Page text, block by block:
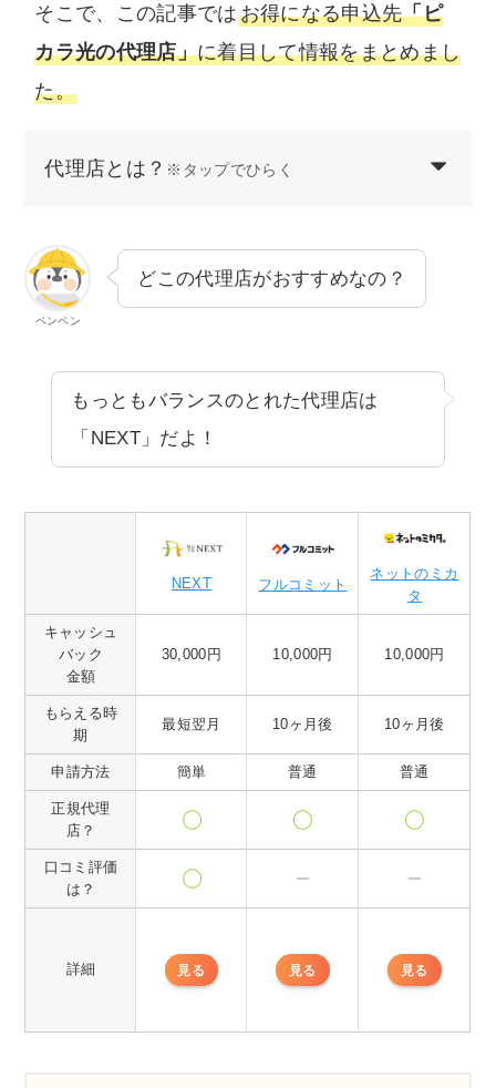
そこで、この記事ではお得になる申込先「ピ
カラ光の代理店」に着目して情報をまとめまし
た。
代理店とは？ ※タップでひらく
ペンペン
どこの代理店がおすすめなの？
もっともバランスのとれた代理店は
「NEXT」だよ！
NEXT フルコミット
ネットのミカ
タ
キャッシュ
バック
金額
30,000円 10,000円 10,000円
もらえる時
期
最短翌月 10ヶ月後 10ヶ月後
申請方法 簡単 普通 普通
正規代理
店？
口コミ評価
は？
詳細 見る 見る 見る